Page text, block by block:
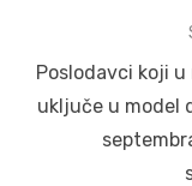
Poslodavci koji
uključe u model